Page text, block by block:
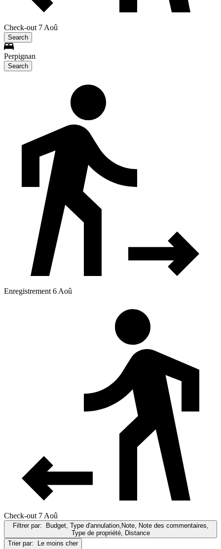
Check-out 7 Aoû
Search
Perpignan
Search
Enregistrement 6 Aoû
Check-out 7 Aoû
Filtrer par: Budget, Type d'annulation,Note, Note des commentaires,
Type de propriété, Distance
Trier par: Le moins cher